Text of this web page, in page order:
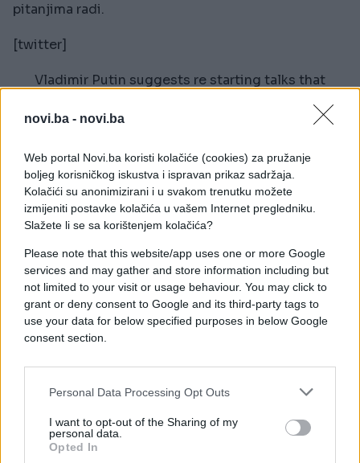
novi.ba - novi.ba
Web portal Novi.ba koristi kolačiće (cookies) za pružanje
boljeg korisničkog iskustva i ispravan prikaz sadržaja.
Kolačići su anonimizirani i u svakom trenutku možete
izmijeniti postavke kolačića u vašem Internet pregledniku.
Slažete li se sa korištenjem kolačića?
Please note that this website/app uses one or more Google
services and may gather and store information including but
not limited to your visit or usage behaviour. You may click to
grant or deny consent to Google and its third-party tags to
use your data for below specified purposes in below Google
consent section.
Personal Data Processing Opt Outs
I want to opt-out of the Sharing of my
personal data.
Opted In
pitanjima radi.
[twitter]
Vladimir Putin suggests re starting talks that
He suggested beginning negotiations without
pre conditions in Turkiye next week.
pic.twitter.com/ve3eJx0NH7
— Chay Bowes (@BowesChay)May 11, 2025
[/twitter]
Putin je u nedjelju izjavio da će razgovarati s
turskim predsjednikom Recepom Tayyipom
Erdoganom o mogućnosti održavanja pregovora s
Kijevom.
prekid vatre – stav koji podupiru ključni europski
saveznici Kijeva, ali i Trump.
Rusija je dosad odbijala dati čvrstu obavezu,